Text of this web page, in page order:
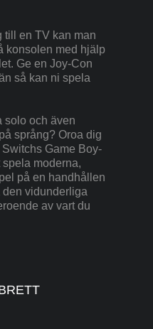
till en TV kan man
konsolen med hjälp
Ge en Joy-Con
så kan ni spela
solo och även
språng? Oroa dig
Game Boy-
spela moderna,
på en handhållen
den vidunderliga
av vart du